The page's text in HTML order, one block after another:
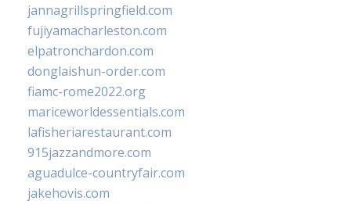
jannagrillspringfield.com
fujiyamacharleston.com
elpatronchardon.com
donglaishun-order.com
fiamc-rome2022.org
mariceworldessentials.com
lafisheriarestaurant.com
915jazzandmore.com
aguadulce-countryfair.com
jakehovis.com